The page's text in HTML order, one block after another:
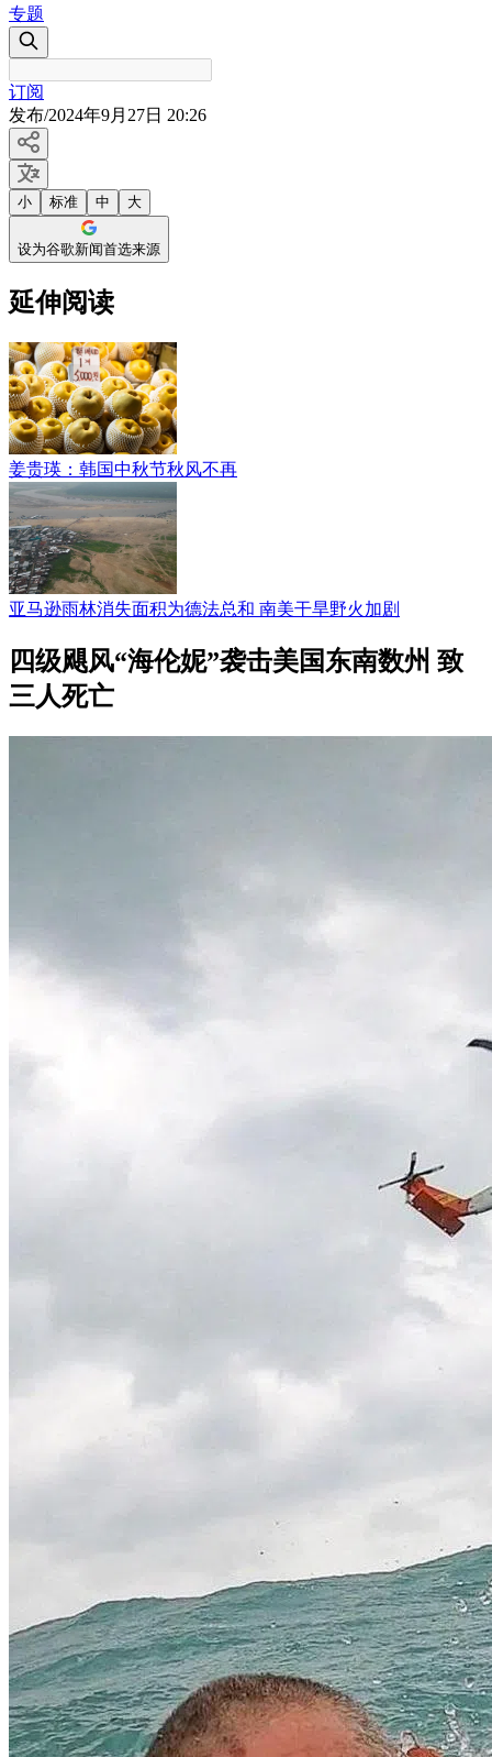
专题
订阅
发布/2024年9月27日 20:26
小 标准 中 大
设为谷歌新闻首选来源
延伸阅读
姜贵瑛：韩国中秋节秋风不再
亚马逊雨林消失面积为德法总和 南美干旱野火加剧
四级飓风“海伦妮”袭击美国东南数州 致
三人死亡